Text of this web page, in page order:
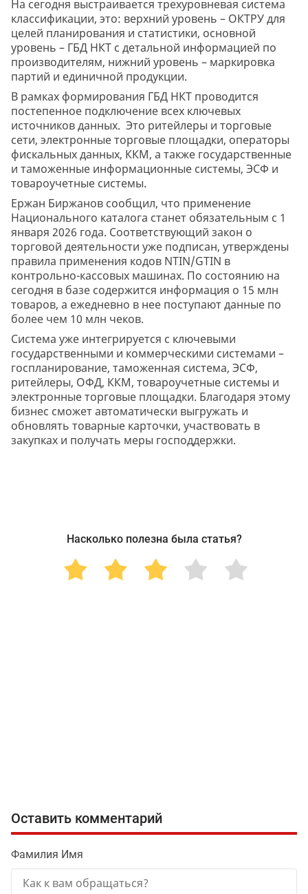
На сегодня выстраивается трехуровневая система
классификации, это: верхний уровень – ОКТРУ для
целей планирования и статистики, основной
уровень – ГБД НКТ с детальной информацией по
производителям, нижний уровень – маркировка
партий и единичной продукции.
В рамках формирования ГБД НКТ проводится
постепенное подключение всех ключевых
источников данных. Это ритейлеры и торговые
сети, электронные торговые площадки, операторы
фискальных данных, ККМ, а также государственные
и таможенные информационные системы, ЭСФ и
товароучетные системы.
Ержан Биржанов сообщил, что применение
Национального каталога станет обязательным с 1
января 2026 года. Соответствующий закон о
торговой деятельности уже подписан, утверждены
правила применения кодов NTIN/GTIN в
контрольно-кассовых машинах. По состоянию на
сегодня в базе содержится информация о 15 млн
товаров, а ежедневно в нее поступают данные по
более чем 10 млн чеков.
Система уже интегрируется с ключевыми
государственными и коммерческими системами –
госпланирование, таможенная система, ЭСФ,
ритейлеры, ОФД, ККМ, товароучетные системы и
электронные торговые площадки. Благодаря этому
бизнес сможет автоматически выгружать и
обновлять товарные карточки, участвовать в
закупках и получать меры господдержки.
Насколько полезна была статья?
Оставить комментарий
Фамилия Имя